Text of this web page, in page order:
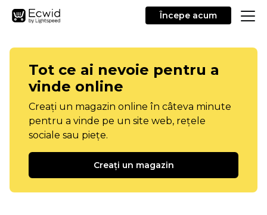
Începe acum
Tot ce ai nevoie pentru a
vinde online
Creați un magazin online în câteva minute
pentru a vinde pe un site web, rețele
sociale sau piețe.
Creați un magazin